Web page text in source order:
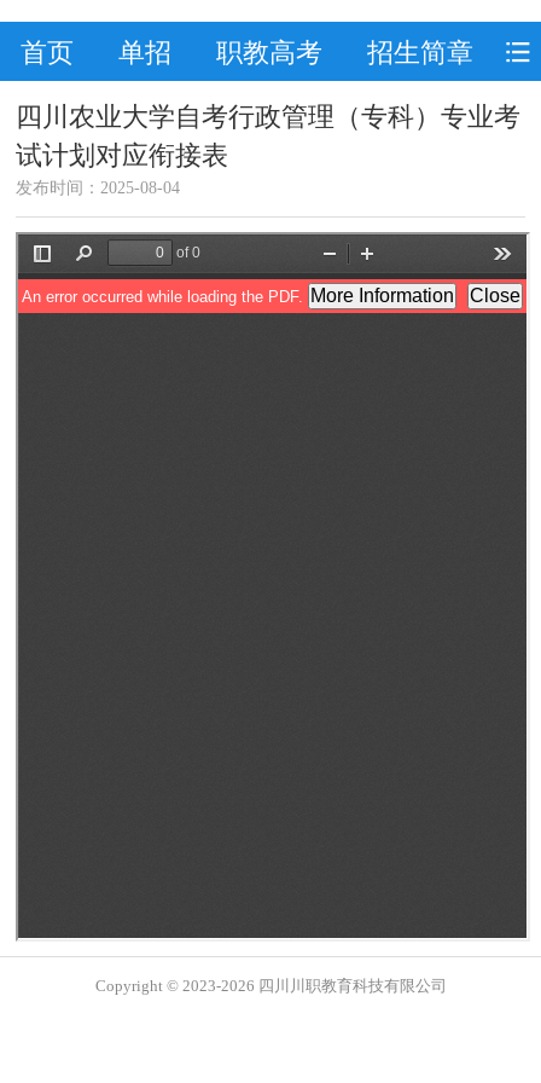
首页 单招 职教高考 招生简章
四川农业大学自考行政管理（专科）专业考
试计划对应衔接表
发布时间：2025-08-04
Copyright © 2023-2026 四川川职教育科技有限公司